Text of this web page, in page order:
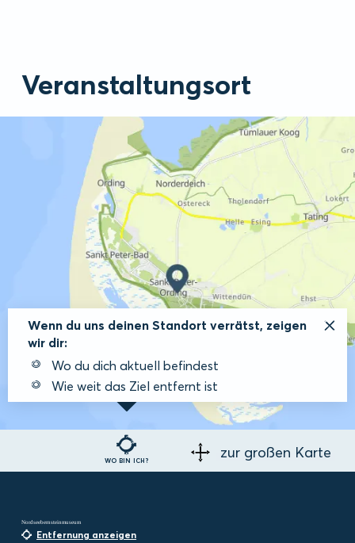
Veranstaltungsort
WO BIN ICH?
Wenn du uns deinen Standort verrätst, zeigen
wir dir:
Wo du dich aktuell befindest
Wie weit das Ziel entfernt ist
zur großen Karte
Nordseebernsteinmuseum
Entfernung anzeigen